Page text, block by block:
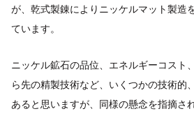
が、乾式製錬によりニッケルマット製造
ています。
ニッケル鉱石の品位、エネルギーコスト
ら先の精製技術など、いくつかの技術的
あると思いますが、同様の懸念を指摘さ